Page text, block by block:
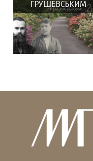
ВИСТАВКИ: 29 та 30
серпня о 14:00
Вистав(к)а...
ГРУШЕВСЬКИМ
Гадаєте, що Михайло
Грушевський усе життя
був “батьком...